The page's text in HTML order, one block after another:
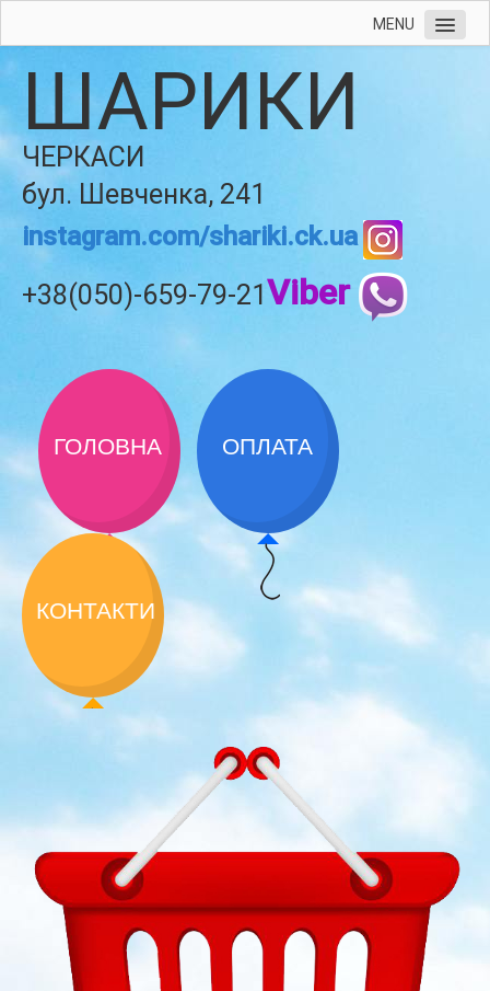
MENU
ШАРИКИ
ЧЕРКАСИ
бул. Шевченка, 241
instagram.com/shariki.ck.ua
+38(050)-659-79-21Viber
ГОЛОВНА ОПЛАТА
КОНТАКТИ